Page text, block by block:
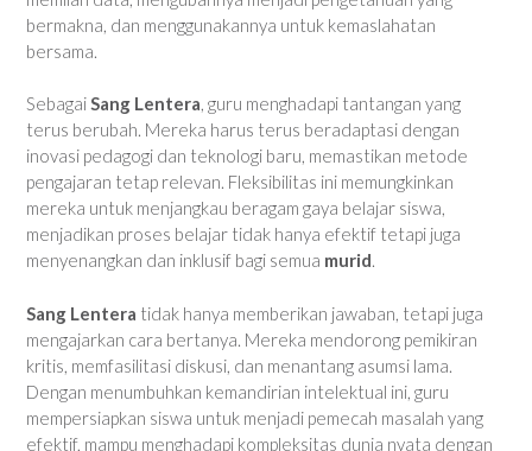
bermakna, dan menggunakannya untuk kemaslahatan
bersama.
SebagaiSang Lentera, guru menghadapi tantangan yang
terus berubah. Mereka harus terus beradaptasi dengan
inovasi pedagogi dan teknologi baru, memastikan metode
pengajaran tetap relevan. Fleksibilitas ini memungkinkan
mereka untuk menjangkau beragam gaya belajar siswa,
menjadikan proses belajar tidak hanya efektif tetapi juga
menyenangkan dan inklusif bagi semua murid.
Sang Lentera tidak hanya memberikan jawaban, tetapi juga
mengajarkan cara bertanya. Mereka mendorong pemikiran
kritis, memfasilitasi diskusi, dan menantang asumsi lama.
Dengan menumbuhkan kemandirian intelektual ini, guru
mempersiapkan siswa untuk menjadi pemecah masalah yang
efektif, mampu menghadapi kompleksitas dunia nyata dengan